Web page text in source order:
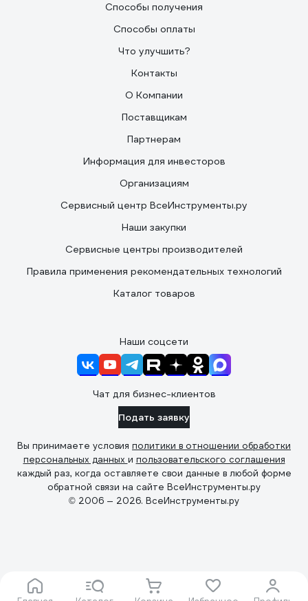
Способы получения
Способы оплаты
Что улучшить?
Контакты
О Компании
Поставщикам
Партнерам
Информация для инвесторов
Организациям
Сервисный центр ВсеИнструменты.ру
Наши закупки
Сервисные центры производителей
Правила применения рекомендательных технологий
Каталог товаров
Наши соцсети
Чат для бизнес-клиентов
Подать заявку
Вы принимаете условия политики в отношении обработки
персональных данных и пользовательского соглашения
каждый раз, когда оставляете свои данные в любой форме
обратной связи на сайте ВсеИнструменты.ру
© 2006 — 2026. ВсеИнструменты.ру